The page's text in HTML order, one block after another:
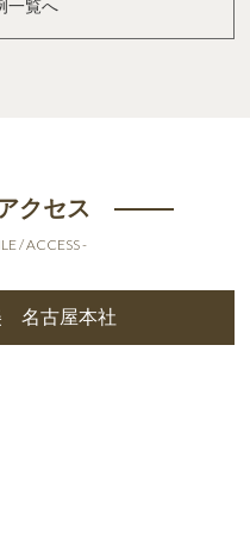
覧へ
クセス
/ ACCESS -
名古屋本社